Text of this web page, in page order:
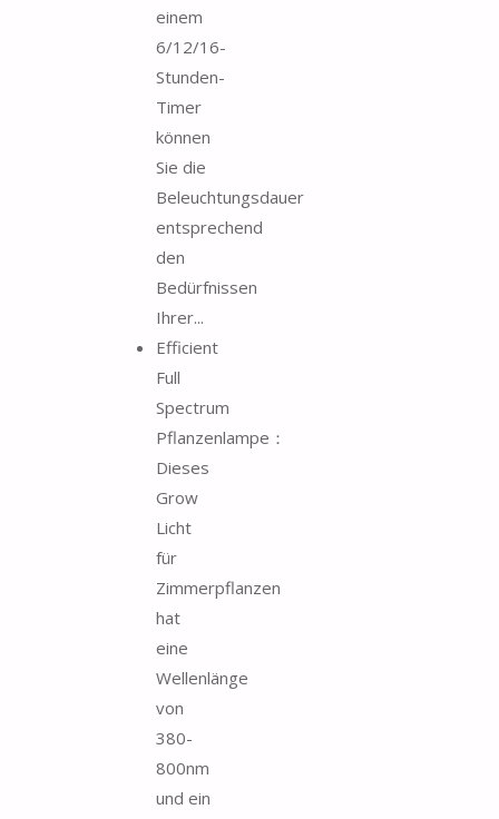
einem
6/12/16-
Stunden-
Timer
können
Sie die
Beleuchtungsdauer
entsprechend
den
Bedürfnissen
Ihrer...
Efficient
Full
Spectrum
Pflanzenlampe：
Dieses
Grow
Licht
für
Zimmerpflanzen
hat
eine
Wellenlänge
von
380-
800nm
und ein